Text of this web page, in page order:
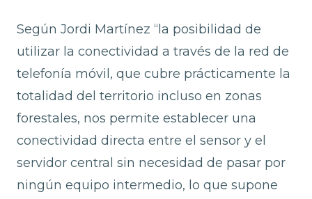
Según Jordi Martínez “la posibilidad de
utilizar la conectividad a través de la red de
telefonía móvil, que cubre prácticamente la
totalidad del territorio incluso en zonas
forestales, nos permite establecer una
conectividad directa entre el sensor y el
servidor central sin necesidad de pasar por
ningún equipo intermedio, lo que supone